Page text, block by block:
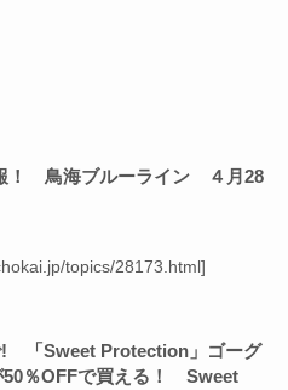
！ 鳥海ブルーライン ４月28
topics/28173.html]
! 「Sweet Protection」ゴーグ
50％OFFで買える！ Sweet